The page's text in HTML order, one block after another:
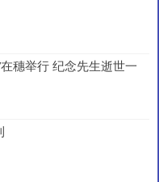
穗举行 纪念先生逝世一